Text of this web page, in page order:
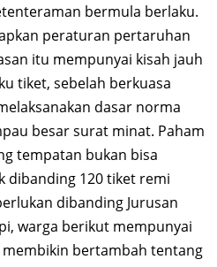
bermula berlaku.
peraturan pertaruhan
itu mempunyai kisah jauh
tiket, sebelah berkuasa
dasar norma
besar surat minat. Paham
tempatan bukan bisa
dibanding 120 tiket remi
dibanding Jurusan
warga berikut mempunyai
membikin bertambah tentang